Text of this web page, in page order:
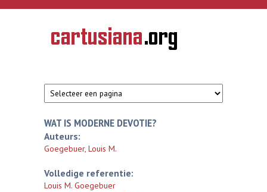
Overslaan en naar de inhoud gaan
CARTUSIANA
Geschiedenis
van de
WAT IS MODERNE DEVOTIE?
Auteurs:
Goegebuer, Louis M.
Volledige referentie:
Louis M. Goegebuer